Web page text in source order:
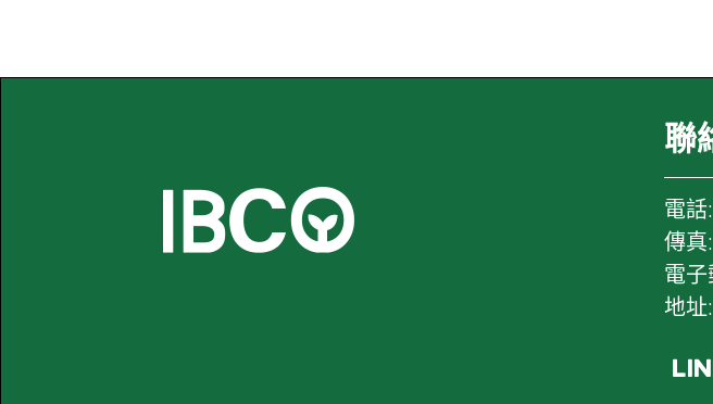
聯
電話
傳真
電
地址